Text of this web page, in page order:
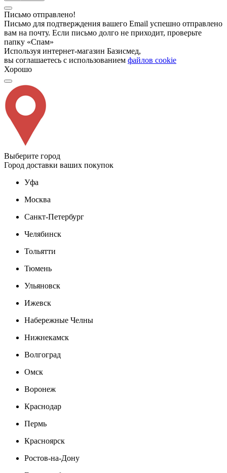
Письмо отправлено!
Письмо для подтверждения вашего Email успешно отправлено
вам на почту. Если письмо долго не приходит, проверьте
папку «Спам»
Используя интернет-магазин Базисмед,
вы соглашаетесь с использованием файлов cookie
Хорошо
Выберите город
Город доставки ваших покупок
Уфа
Москва
Санкт-Петербург
Челябинск
Тольятти
Тюмень
Ульяновск
Ижевск
Набережные Челны
Нижнекамск
Волгоград
Омск
Воронеж
Краснодар
Пермь
Красноярск
Ростов-на-Дону